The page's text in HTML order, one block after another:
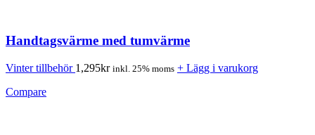
Handtagsvärme med tumvärme
Vinter tillbehör 1,295kr inkl. 25% moms + Lägg i varukorg
Compare